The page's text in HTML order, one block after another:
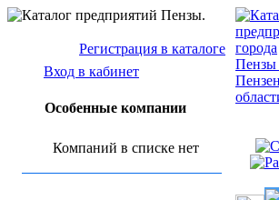
Регистрация в каталоге
Вход в кабинет
Особенные компании
Компаний в списке нет